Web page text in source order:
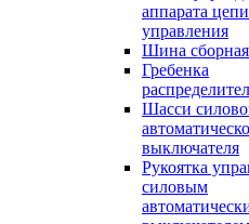
аппарата цепи
управления
Шина сборная
Гребенка
Шасси
выключателя
Рукоятка
силовым